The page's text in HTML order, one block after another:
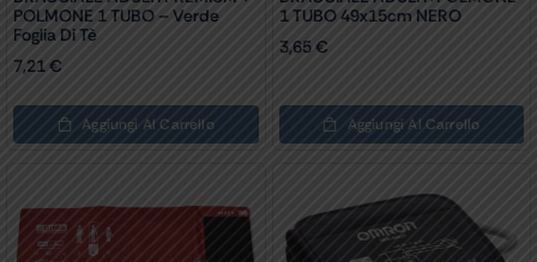
POLMONE 1 TUBO – Verde
Foglia Di Tè
7,21€
Aggiungi Al Carrello
1 TUBO 49x15cm NERO
3,65€
Aggiungi Al Carrello